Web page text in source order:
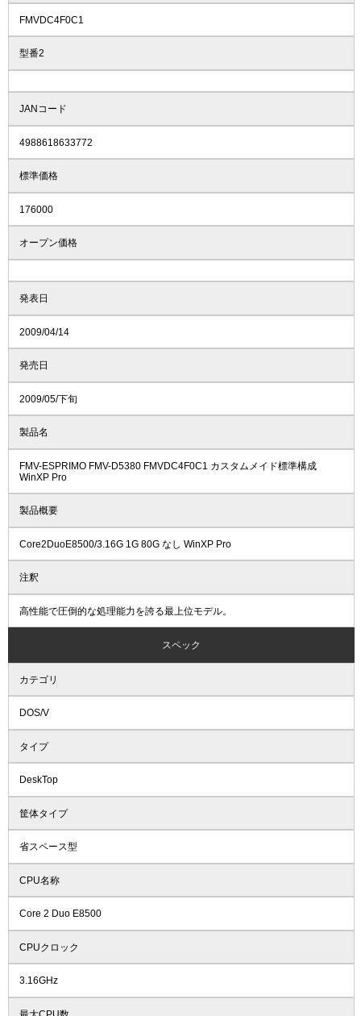
FMVDC4F0C1
型番2
JANコード
4988618633772
標準価格
176000
オープン価格
発表日
2009/04/14
発売日
2009/05/下旬
製品名
FMV-ESPRIMO FMV-D5380 FMVDC4F0C1 カスタムメイド標準構成
WinXP Pro
製品概要
Core2DuoE8500/3.16G 1G 80G なし WinXP Pro
注釈
高性能で圧倒的な処理能力を誇る最上位モデル。
スペック
カテゴリ
DOS/V
タイプ
DeskTop
筐体タイプ
省スペース型
CPU名称
Core 2 Duo E8500
CPUクロック
3.16GHz